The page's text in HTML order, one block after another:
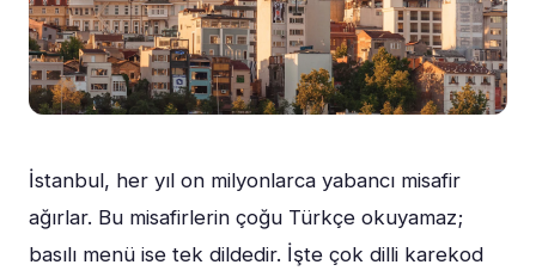
İstanbul, her yıl on milyonlarca yabancı misafir
ağırlar. Bu misafirlerin çoğu Türkçe okuyamaz;
basılı menü ise tek dildedir. İşte çok dilli karekod